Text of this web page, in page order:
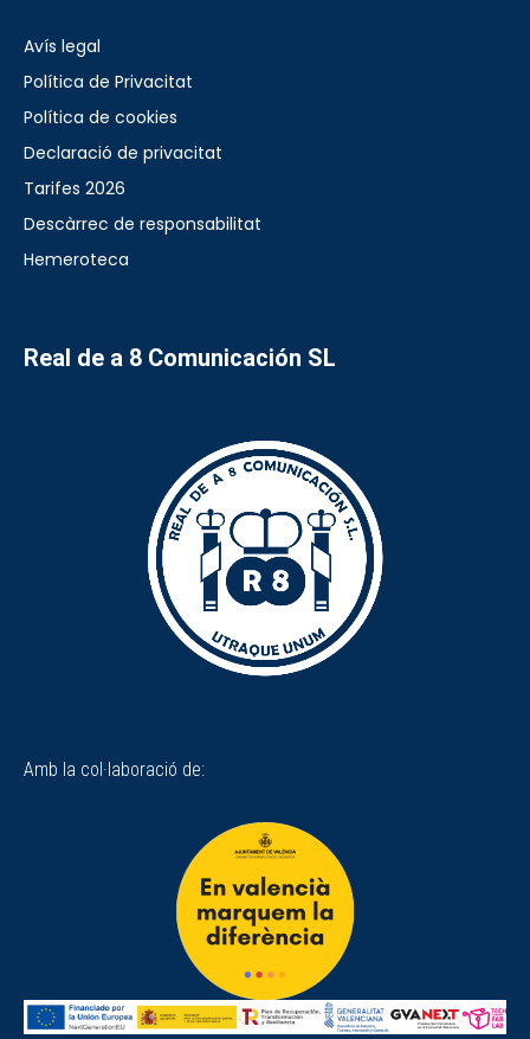
Avís legal
Política de Privacitat
Política de cookies
Declaració de privacitat
Tarifes 2026
Descàrrec de responsabilitat
Hemeroteca
Real de a 8 Comunicación SL
Amb la col·laboració de: